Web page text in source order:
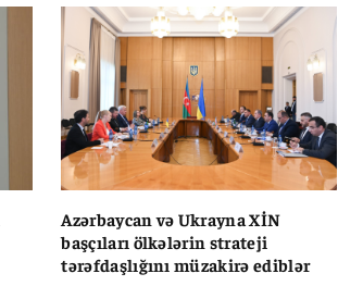
Azərbaycan və Ukrayna XİN
başçıları ölkələrin strateji
tərəfdaşlığını müzakirə ediblər